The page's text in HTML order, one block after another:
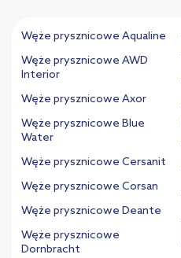
Węże prysznicowe Aqualine
Węże prysznicowe AWD
Interior
Węże prysznicowe Axor
Węże prysznicowe Blue
Water
Węże prysznicowe Cersanit
Węże prysznicowe Corsan
Węże prysznicowe Deante
Węże prysznicowe
Dornbracht